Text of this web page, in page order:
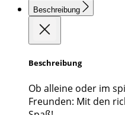
Beschreibung
Beschreibung
Ob alleine oder im
Freunden: Mit den